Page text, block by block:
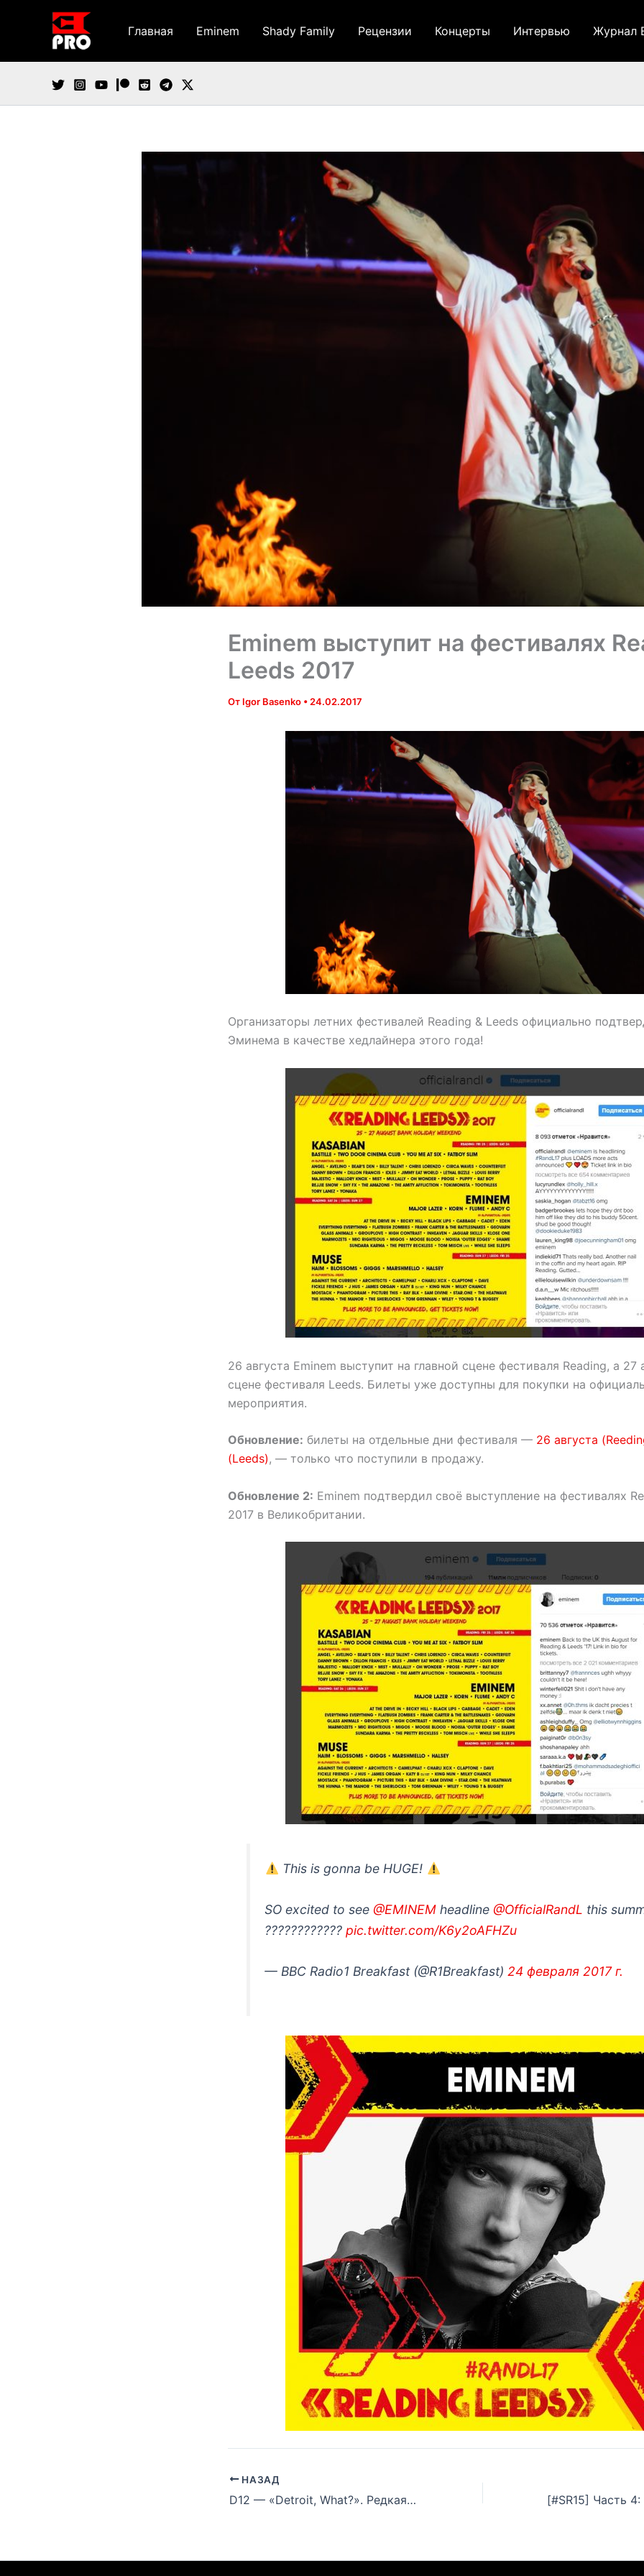
содержимому
Главная Eminem Shady Family Рецензии Концерты Интервью Журнал
Eminem выступит на фестивалях
Leeds 2017
От Igor Basenko • 24.02.2017
Организаторы летних фестивалей Reading & Leeds официально
Эминема в качестве хедлайнера этого года!
26 августа Eminem выступит на главной сцене фестиваля Reading, а 27
сцене фестиваля Leeds. Билеты уже доступны для покупки на
мероприятия.
Обновление: билеты на отдельные дни фестиваля — 26 августа
(Leeds), — только что поступили в продажу.
Обновление 2: Eminem подтвердил своё выступление на фестивалях
2017 в Великобритании.
This is gonna be HUGE!
SO excited to see @EMINEM headline @OfficialRandL this
????????????pic.twitter.com/K6y2oAFHZu
— BBC Radio1 Breakfast (@R1Breakfast) 24 февраля 2017 г.
НАЗАД
D12 — «Detroit, What?». Редкая промо-кассета 2000 года